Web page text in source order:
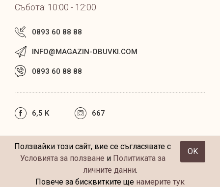
Събота: 10:00 - 12:00
0893 60 88 88
INFO@MAGAZIN-OBUVKI.COM
0893 60 88 88
6,5 K 667
| Политика за личните данни|
WebDesignBG
OK
Ползвайки този сайт, вие се съгласявате с
Условията за ползване и Политиката за
личните данни.
Повече за бисквитките ще намерите тук